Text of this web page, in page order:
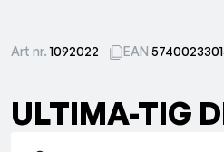
Art nr.1092022 EAN
ULTIMA-TIG